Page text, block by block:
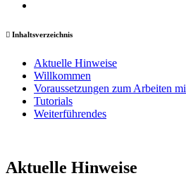
Inhaltsverzeichnis
Aktuelle Hinweise
Willkommen
Voraussetzungen zum Arbeiten
Tutorials
Weiterführendes
Aktuelle Hinweise